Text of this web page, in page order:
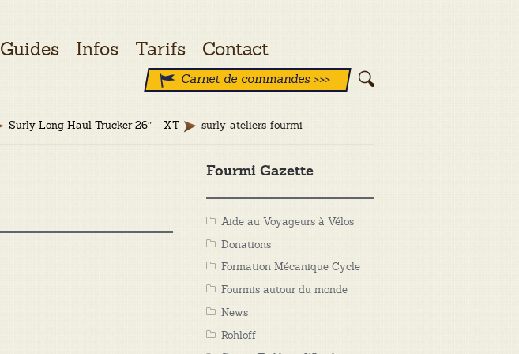
Guides Infos Tarifs Contact
Carnet de commandes >>>
Surly Long Haul Trucker 26″ – XT surly-ateliers-fourmi-
Fourmi Gazette
Aide au Voyageurs à Vélos
Donations
Formation Mécanique Cycle
Fourmis autour du monde
News
Rohloff